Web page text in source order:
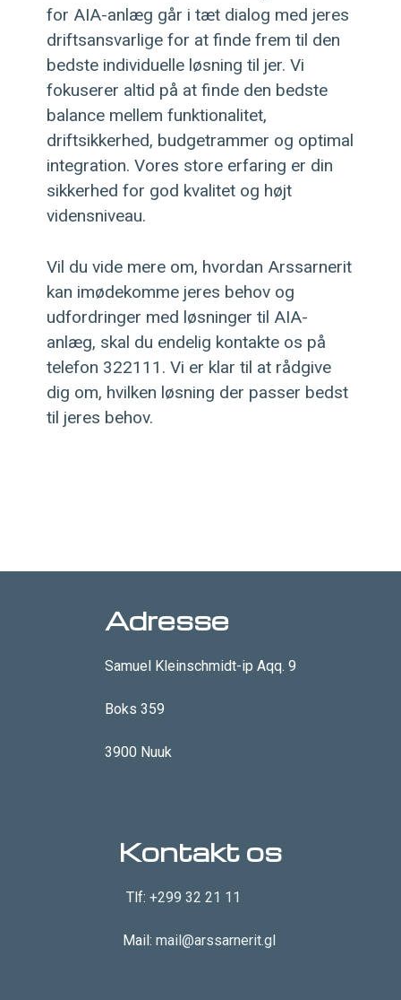
for AIA-anlæg går i tæt dialog med jeres
driftsansvarlige for at finde frem til den
bedste individuelle løsning til jer. Vi
fokuserer altid på at finde den bedste
balance mellem funktionalitet,
driftsikkerhed, budgetrammer og optimal
integration. Vores store erfaring er din
sikkerhed for god kvalitet og højt
vidensniveau.
Vil du vide mere om, hvordan Arssarnerit
kan imødekomme jeres behov og
udfordringer med løsninger til AIA-
anlæg, skal du endelig kontakte os på
telefon 322111. Vi er klar til at rådgive
dig om, hvilken løsning der passer bedst
til jeres behov.
Adresse
Samuel Kleinschmidt-ip Aqq. 9
Boks 359
3900 Nuuk
Kontakt os
Tlf: +299 32 21 11
Mail: mail@arssarnerit.gl